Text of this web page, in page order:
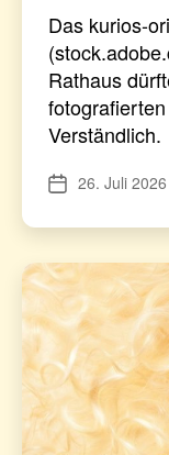
Das kurios-
Rathaus
Verständlich.
26. Juli 2026